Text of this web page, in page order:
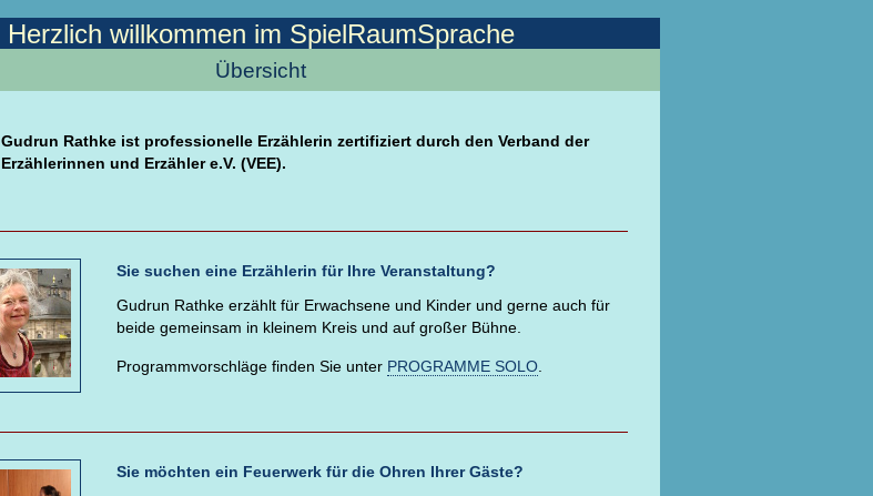
Herzlich willkommen im SpielRaumSprache
Übersicht
Gudrun Rathke ist professionelle Erzählerin zertifiziert durch den Verband der
Erzählerinnen und Erzähler e.V. (VEE).
Sie suchen eine Erzählerin für Ihre Veranstaltung?
Gudrun Rathke erzählt für Erwachsene und Kinder und gerne auch für
beide gemeinsam in kleinem Kreis und auf großer Bühne.
Programmvorschläge finden Sie unter PROGRAMME SOLO
Sie möchten ein Feuerwerk für die Ohren Ihrer Gäste?